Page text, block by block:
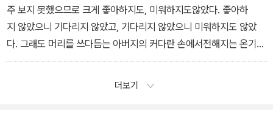
시에서 깡패들을 고용해 베트남 커뮤니티를 뒤지고 있다는 말도 돌았
다. 시골 공장에 숨어서 일하는 학생을 발견하면 깡패 둘이서 양팔
을 하나씩 잡아 그대로 공항으로 끌고 간다고 했다.
원장이 책임 강사 회의에서 ˝강사들의 기강을 똑바로 잡을 것입니다
다. 덧붙여 학생 상담을 강화하고 상담 일지를 원장에게 직접 제출
주 보지 못했으므로 크게 좋아하지도, 미워하지도않았다. 좋아하
지 않았으니 기다리지 않았고, 기다리지 않았으니 미워하지도 않았
다. 그래도 머리를 쓰다듬는 아버지의 커다란 손에서전해지는 온기
는 분명히 느낄 수 있었다. 고모들이 미주 흉을 볼 때마다 아버지가 ˝
더보기